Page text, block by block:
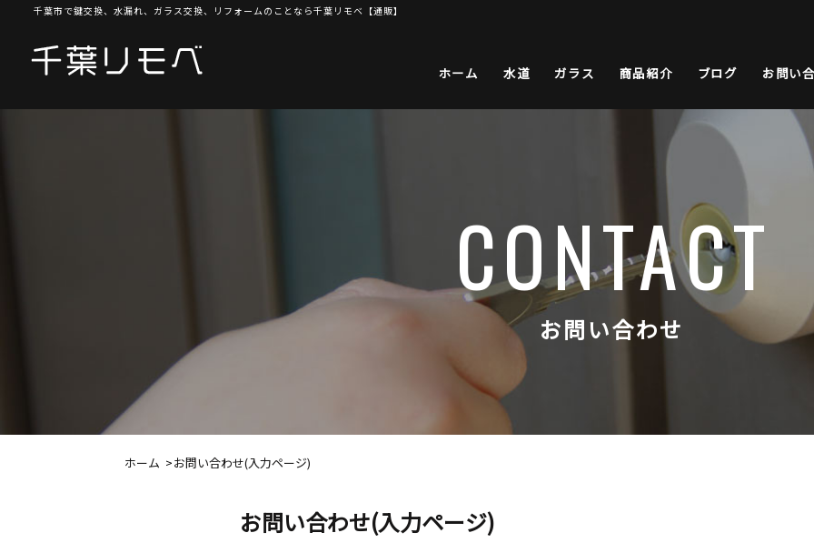
千葉市で鍵交換、水漏れ、ガラス交換、リフォームのことなら千葉リモベ【通販】
ホーム 水道 ガラス 商品紹介 ブログ お問い
CONTACT
お問い合わせ
ホーム お問い合わせ(入力ページ)
お問い合わせ(入力ページ)